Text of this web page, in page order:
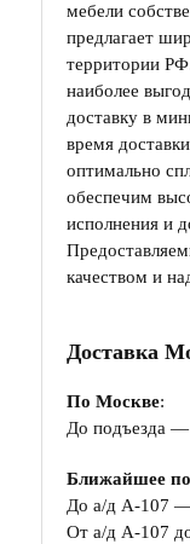
мебели
предлагает
территории
наиболее
доставку в
время
оптимально
обеспечим
исполнения и
качеством и
Доставка
По Москве:
До подъезда
Ближайшее
До а/д А-107
От а/д А-107